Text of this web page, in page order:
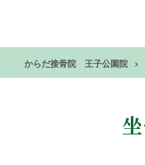
からだ接骨院 王子公園院